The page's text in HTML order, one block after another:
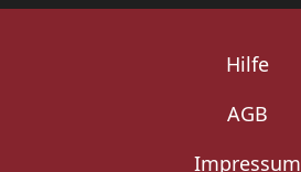
Hilfe
AGB
Impressum